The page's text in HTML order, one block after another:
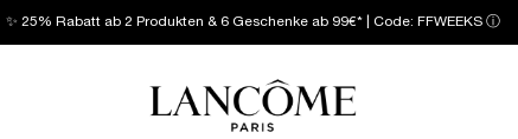
✨ 25% Rabatt ab 2 Produkten & 6 Geschenke ab 99€* | Code: FFWEEKS ⓘ